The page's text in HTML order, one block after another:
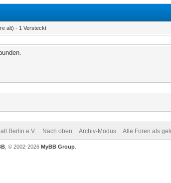
alt) - 1 Versteckt
Berlin e.V. Nach oben Archiv-Modus Alle Foren als
, © 2002-2026 MyBB Group.